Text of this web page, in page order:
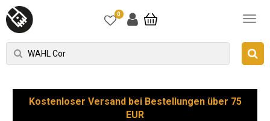
0
Kostenloser Versand bei Bestellungen über 75
EUR